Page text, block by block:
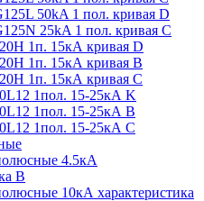
50kA 1 пол. кривая D
25kA 1 пол. кривая C
1п. 15кА кривая D
1п. 15кА кривая В
1п. 15кА кривая С
1пол. 15-25кА K
1пол. 15-25кА В
1пол. 15-25кА С
4.5кА
В
10кА характеристика